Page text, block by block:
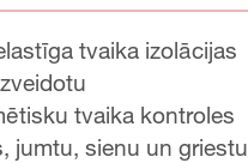
tvaika izolācijas
tvaika kontroles
jumtu, sienu un griestu